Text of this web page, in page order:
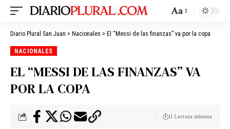
Aa
Diario Plural San Juan > Nacionales > El “Messi de las finanzas” va por la copa
NACIONALES
EL “MESSI DE LAS FINANZAS” VA
POR LA COPA
11 Lectura mínima